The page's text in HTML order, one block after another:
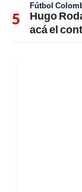
Fútbol
Hugo
acá el